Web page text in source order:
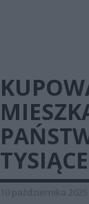
10 października 2025